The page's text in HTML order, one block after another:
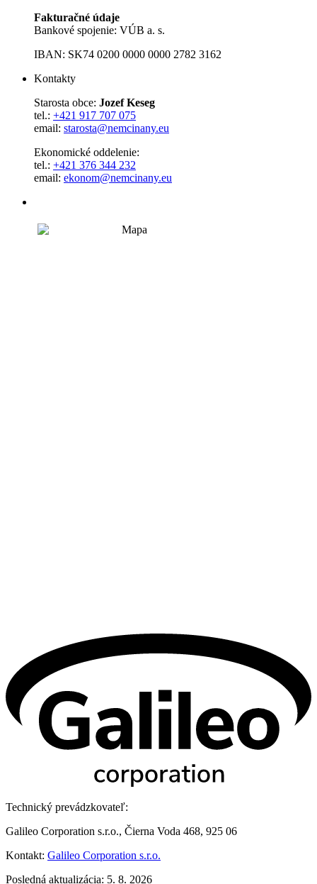
Fakturačné údaje
Bankové spojenie: VÚB a. s.
IBAN: SK74 0200 0000 0000 2782 3162
Kontakty
Starosta obce: Jozef Keseg
tel.: +421 917 707 075
email: starosta@nemcinany.eu
Ekonomické oddelenie:
tel.: +421 376 344 232
email: ekonom@nemcinany.eu
Technický prevádzkovateľ:
Galileo Corporation s.r.o., Čierna Voda 468, 925 06
Kontakt: Galileo Corporation s.r.o.
Posledná aktualizácia: 5. 8. 2026